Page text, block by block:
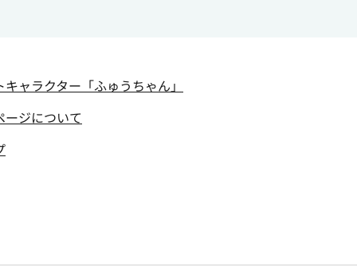
ャラクター 「ふゅうちゃん」
ージについて